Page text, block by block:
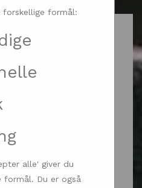
forskellige formål:
alle' giver du
formål. Du er også